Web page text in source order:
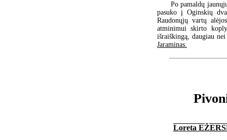
Po pamaldų
pasuko į Oginskių
Raudonųjų vartų
atminimui skirto
išraiškingą, daugiau
Jaraminas.
Loreta